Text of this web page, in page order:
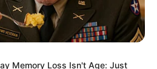
Memory Loss Isn't Age: Just